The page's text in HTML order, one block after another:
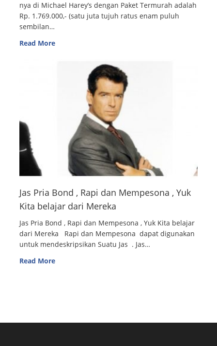
nya di Michael Harey’s dengan Paket Termurah adalah
Rp. 1.769.000,- (satu juta tujuh ratus enam puluh
sembilan…
Read More
Jas Pria Bond , Rapi dan Mempesona , Yuk
Kita belajar dari Mereka
Jas Pria Bond , Rapi dan Mempesona , Yuk Kita belajar
dari Mereka Rapi dan Mempesona dapat digunakan
untuk mendeskripsikan Suatu Jas . Jas…
Read More